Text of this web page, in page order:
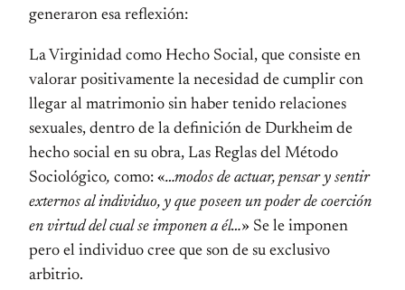
generaron esa reflexión:
La Virginidad como Hecho Social, que consiste en
valorar positivamente la necesidad de cumplir con
llegar al matrimonio sin haber tenido relaciones
sexuales, dentro de la definición de Durkheim de
hecho social en su obra, Las Reglas del Método
Sociológico, como: «…modos de actuar, pensar y sentir
externos al individuo, y que poseen un poder de coerción
en virtud del cual se imponen a él…» Se le imponen
pero el individuo cree que son de su exclusivo
arbitrio.